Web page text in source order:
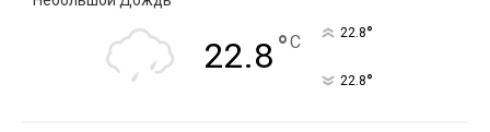
22.8°C 22.8°
22.8°